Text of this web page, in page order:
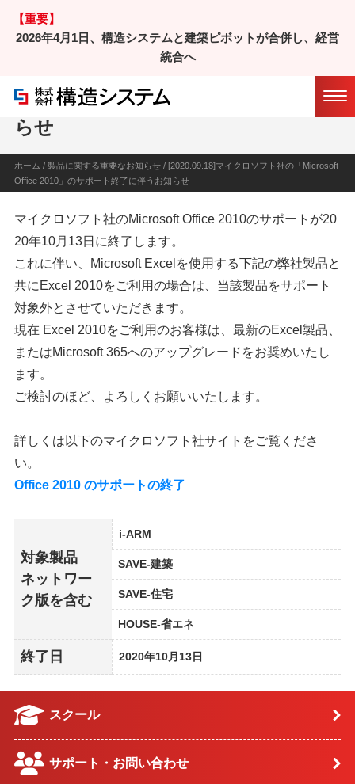
【重要】
2026年4月1日、構造システムと建築ピボットが合併し、経営
統合へ
マイクロソフト社の「Microsoft Offi
ce 2010」のサポート終了に伴うお知
らせ
ホーム / 製品に関する重要なお知らせ/ [2020.09.18]マイクロソフト社の「Microsoft
Office 2010」のサポート終了に伴うお知らせ
マイクロソフト社のMicrosoft Office 2010のサポートが20
20年10月13日に終了します。
これに伴い、Microsoft Excelを使用する下記の弊社製品と
共にExcel 2010をご利用の場合は、当該製品をサポート
対象外とさせていただきます。
現在 Excel 2010をご利用のお客様は、最新のExcel製品、
またはMicrosoft 365へのアップグレードをお奨めいたし
ます。
ご検討のほど、よろしくお願いいたします。
詳しくは以下のマイクロソフト社サイトをご覧くださ
い。
Office 2010 のサポートの終了
対象製品
ネットワー
ク版を含む
i-ARM
SAVE-建築
SAVE-住宅
HOUSE-省エネ
終了日 2020年10月13日
スクール
サポート・お問い合わせ